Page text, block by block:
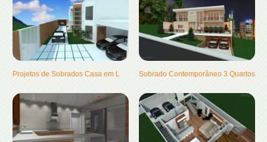
Projetos de Sobrados Casa em L Sobrado Contemporâneo 3 Quartos